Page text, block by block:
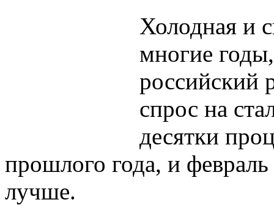
Холодная и
многие
российский
спрос на
десятки
прошлого года, и
лучше.